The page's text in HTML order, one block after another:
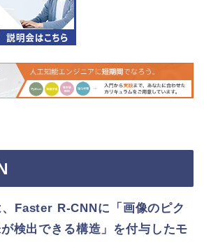
、Faster R-CNNに「画像のピク
検出できる構造」を付与したモ